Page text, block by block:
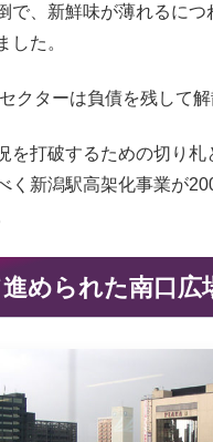
で、新鮮味が薄れるにつ
した。
クターは負債を残して解
を打破するための切り札
く新潟駅高架化事業が
められた南口広